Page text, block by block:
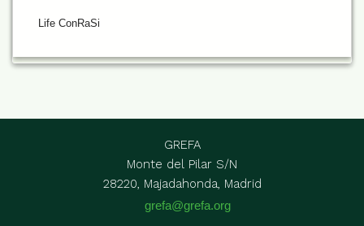
Life ConRaSi
GREFA
Monte del Pilar S/N
28220, Majadahonda, Madrid
grefa@grefa.org